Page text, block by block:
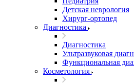
Детская неврология
Хирург-ортопед
Диагностика
Диагностика
Ультразвуковая
Функциональная
Косметология